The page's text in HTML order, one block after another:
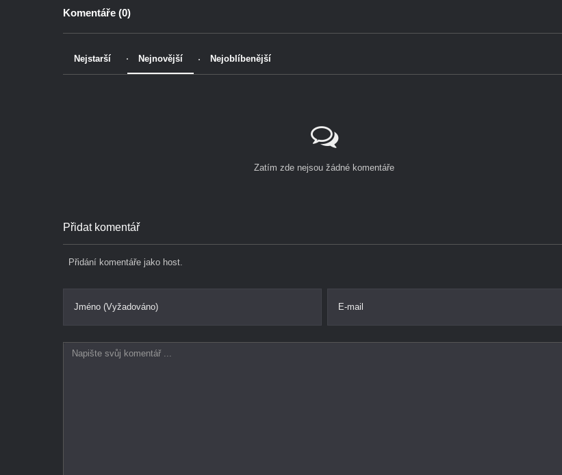
Komentáře (0)
Nejstarší Nejnovější Nejoblíbenější
Zatím zde nejsou žádné komentáře
Přidat komentář
Přidání komentáře jako host.
Jméno (Vyžadováno) E-mail